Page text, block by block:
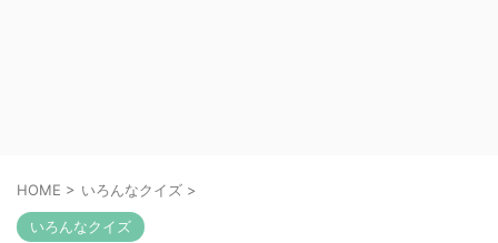
HOME > いろんなクイズ >
いろんなクイズ